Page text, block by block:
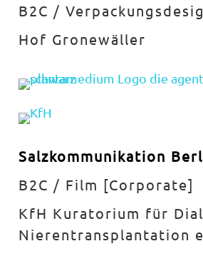
B2C /
Hof Gronewäller
Salzkommunikation
B2C / Film [Corporate]
KfH Kuratorium für
Nierentransplantation